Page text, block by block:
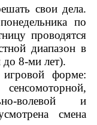
свои дела.
по
проводятся
диапазон в
до 8-ми лет).
форме:
волевой и
смена